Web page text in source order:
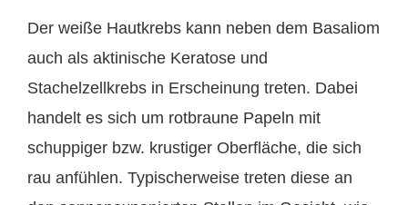
Der weiße Hautkrebs kann neben dem Basaliom
auch als aktinische Keratose und
Stachelzellkrebs in Erscheinung treten. Dabei
handelt es sich um rotbraune Papeln mit
schuppiger bzw. krustiger Oberfläche, die sich
rau anfühlen. Typischerweise treten diese an